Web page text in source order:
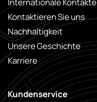
Internationale Kontakte
Kontaktieren Sie uns
Nachhaltigkeit
Unsere Geschichte
Karriere
Kundenservice